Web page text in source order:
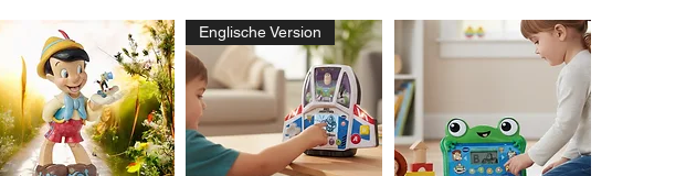
Englische Version